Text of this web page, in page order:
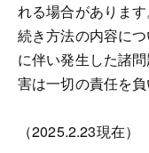
れる場合がありま
続き方法の内容に
に伴い発生した諸
害は一切の責任を負
（2025.2.23現在）